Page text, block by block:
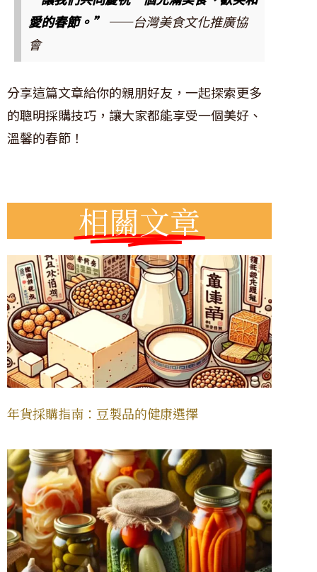
愛的春節。” ——台灣美食文化推廣協
會
分享這篇文章給你的親朋好友，一起探索更多
的聰明採購技巧，讓大家都能享受一個美好、
溫馨的春節！
相關文章
年貨採購指南：豆製品的健康選擇